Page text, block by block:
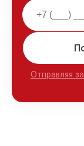
Отправляя